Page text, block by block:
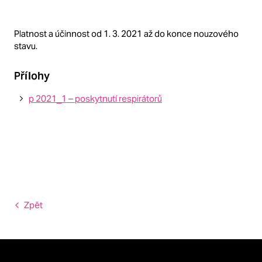
Platnost a účinnost od 1. 3. 2021 až do konce nouzového
stavu.
Přílohy
p 2021_1 – poskytnutí respirátorů
Zpět